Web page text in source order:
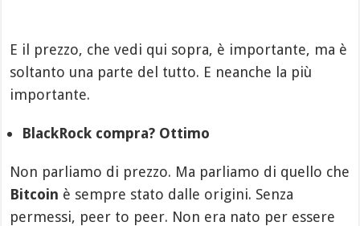
E il prezzo, che vedi qui sopra, è importante, ma è
soltanto una parte del tutto. E neanche la più
importante.
BlackRock compra? Ottimo
Non parliamo di prezzo. Ma parliamo di quello che
Bitcoin è sempre stato dalle origini. Senza
permessi, peer to peer. Non era nato per essere